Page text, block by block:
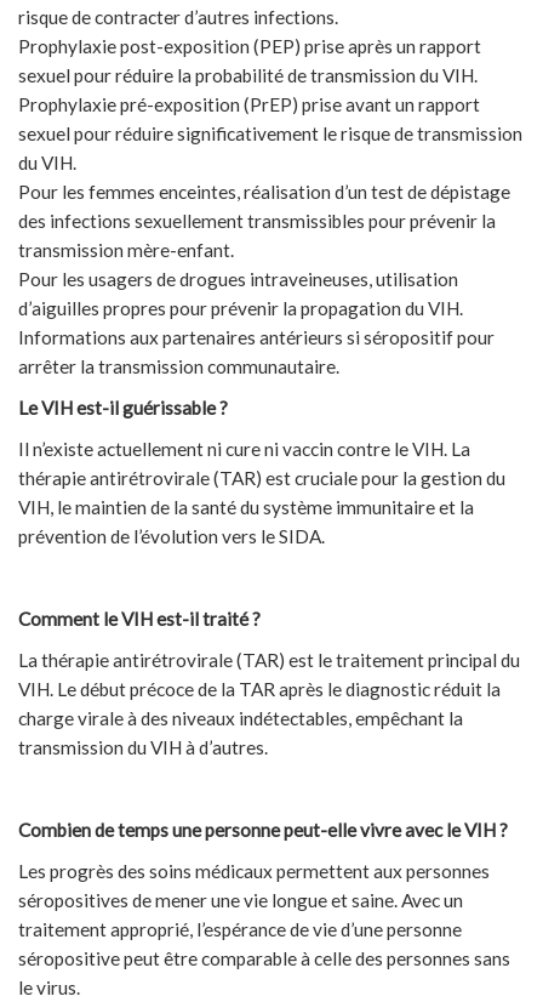
risque de contracter d’autres infections.
Prophylaxie post-exposition (PEP) prise après un rapport
sexuel pour réduire la probabilité de transmission du VIH.
Prophylaxie pré-exposition (PrEP) prise avant un rapport
sexuel pour réduire significativement le risque de transmission
du VIH.
Pour les femmes enceintes, réalisation d’un test de dépistage
des infections sexuellement transmissibles pour prévenir la
transmission mère-enfant.
Pour les usagers de drogues intraveineuses, utilisation
d’aiguilles propres pour prévenir la propagation du VIH.
Informations aux partenaires antérieurs si séropositif pour
arrêter la transmission communautaire.
Le VIH est-il guérissable ?
Il n’existe actuellement ni cure ni vaccin contre le VIH. La
thérapie antirétrovirale (TAR) est cruciale pour la gestion du
VIH, le maintien de la santé du système immunitaire et la
prévention de l’évolution vers le SIDA.
Comment le VIH est-il traité ?
La thérapie antirétrovirale (TAR) est le traitement principal du
VIH. Le début précoce de la TAR après le diagnostic réduit la
charge virale à des niveaux indétectables, empêchant la
transmission du VIH à d’autres.
Combien de temps une personne peut-elle vivre avec le VIH ?
Les progrès des soins médicaux permettent aux personnes
séropositives de mener une vie longue et saine. Avec un
traitement approprié, l’espérance de vie d’une personne
séropositive peut être comparable à celle des personnes sans
le virus.